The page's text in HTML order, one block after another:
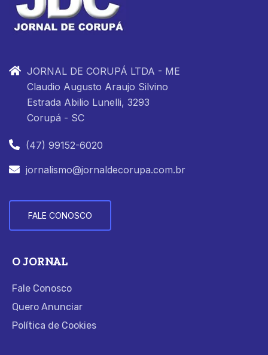
JORNAL DE CORUPÁ LTDA - ME
Claudio Augusto Araujo Silvino
Estrada Abilio Lunelli, 3293
Corupá - SC
(47) 99152-6020
jornalismo@jornaldecorupa.com.br
FALE CONOSCO
O JORNAL
Fale Conosco
Quero Anunciar
Política de Cookies